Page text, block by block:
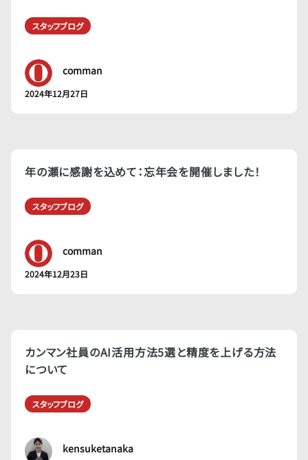
スタッフブログ
comman
2024年12月27日
年の瀬に感謝を込めて：忘年会を開催しました！
スタッフブログ
comman
2024年12月23日
カンマン社員のAI活用方法5選と精度を上げる方法
について
スタッフブログ
kensuketanaka